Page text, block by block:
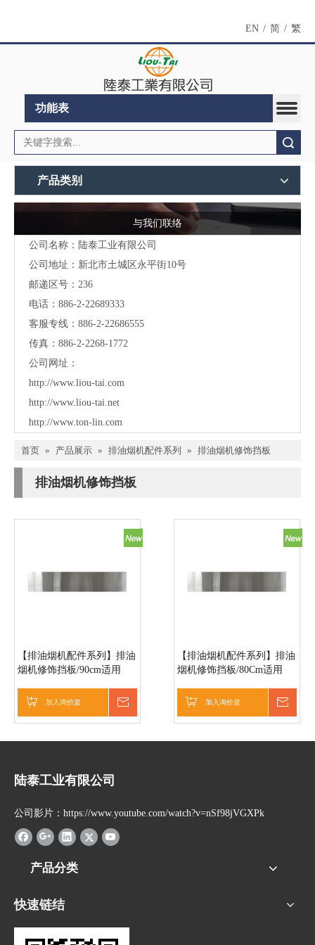
EN / 简 / 繁
功能表
产品类别
与我们联络
公司名称：陆泰工业有限公司
公司地址： 新北市土城区永平街10号
邮递区号：236
电话：886-2-22689333
客服专线：886-2-22686555
传真：886-2-2268-1772
公司网址：
http://www.liou-tai.com
http://www.liou-tai.net
http://www.ton-lin.com
首页 » 产品展示 » 排油烟机配件系列 » 排油烟机修饰挡板
排油烟机修饰挡板
【排油烟机配件系列】排油
烟机修饰挡板/90cm适用
加入询价篮
【排油烟机配件系列】排油
烟机修饰挡板/80Cm适用
加入询价篮
陆泰工业有限公司
公司影片：https://www.youtube.com/watch?v=nSf98jVGXPk
产品分类
快速链结